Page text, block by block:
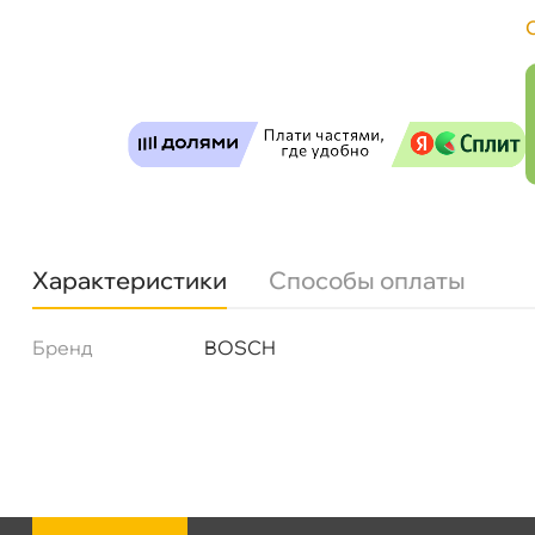
Характеристики Способы оплаты
Бренд BOSCH
Бесплатная
ул. Салова, д. 30
Пн-Пт 09.30 - 19.00Сб-Вс10.00 - 19.00